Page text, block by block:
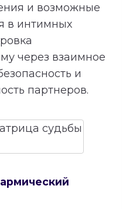
и возможные
в интимных
через взаимное
и
партнеров.